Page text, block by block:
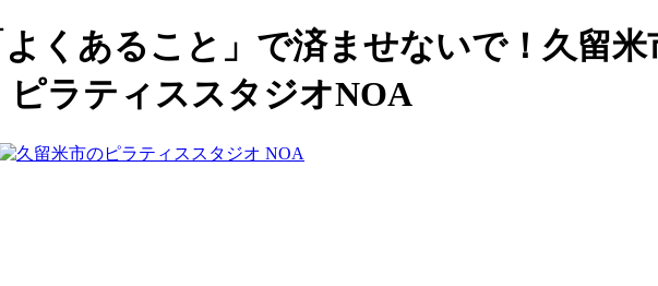
よくあること」で済ませないで！久留
ラティススタジオNOA